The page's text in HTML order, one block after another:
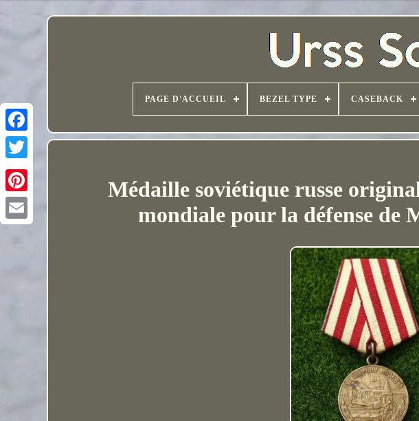
PAGE D'ACCUEIL BEZEL TYPE CASEBACK
Médaille soviétique russe
mondiale pour la défense de